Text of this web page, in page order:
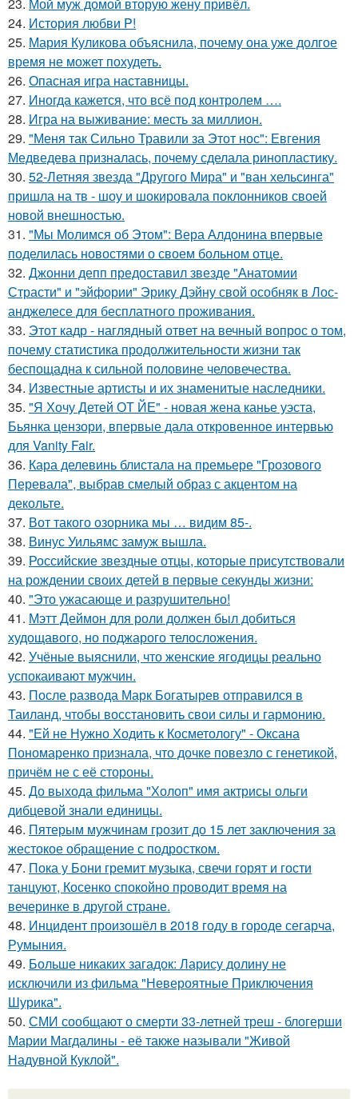
24. История любви P!
25. Мария Куликова объяснила, почему она уже долгое
время не может похудеть.
26. Опасная игра наставницы.
27. Иногда кажется, что всё под контролем ….
28. Игра на выживание: месть за миллион.
29. "Меня так Сильно Травили за Этот нос": Евгения
Медведева призналась, почему сделала ринопластику.
30. 52-Летняя звезда "Другого Мира" и "ван хельсинга"
пришла на тв - шоу и шокировала поклонников своей
новой внешностью.
31. "Мы Молимся об Этом": Вера Алдонина впервые
поделилась новостями о своем больном отце.
32. Джонни депп предоставил звезде "Анатомии
Страсти" и "эйфории" Эрику Дэйну свой особняк в Лос-
анджелесе для бесплатного проживания.
33. Этот кадр - наглядный ответ на вечный вопрос о том,
почему статистика продолжительности жизни так
беспощадна к сильной половине человечества.
34. Известные артисты и их знаменитые наследники.
35. "Я Хочу Детей ОТ ЙЕ" - новая жена канье уэста,
Бьянка цензори, впервые дала откровенное интервью
для Vanity Fair.
36. Кара делевинь блистала на премьере "Грозового
Перевала", выбрав смелый образ с акцентом на
декольте.
37. Вот такого озорника мы … видим 85-.
38. Винус Уильямс замуж вышла.
39. Российские звездные отцы, которые присутствовали
на рождении своих детей в первые секунды жизни:
40. "Это ужасающе и разрушительно!
41. Мэтт Деймон для роли должен был добиться
худощавого, но поджарого телосложения.
42. Учёные выяснили, что женские ягодицы реально
успокаивают мужчин.
43. После развода Марк Богатырев отправился в
Таиланд, чтобы восстановить свои силы и гармонию.
44. "Ей не Нужно Ходить к Косметологу" - Оксана
Пономаренко признала, что дочке повезло с генетикой,
причём не с её стороны.
45. До выхода фильма "Холоп" имя актрисы ольги
дибцевой знали единицы.
46. Пятерым мужчинам грозит до 15 лет заключения за
жестокое обращение с подростком.
47. Пока у Бони гремит музыка, свечи горят и гости
танцуют, Косенко спокойно проводит время на
вечеринке в другой стране.
48. Инцидент произошёл в 2018 году в городе сегарча,
Румыния.
49. Больше никаких загадок: Ларису долину не
исключили из фильма "Невероятные Приключения
Шурика".
50. СМИ сообщают о смерти 33-летней треш - блогерши
Марии Магдалины - её также называли "Живой
Надувной Куклой".